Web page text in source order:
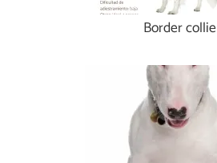
Border collie